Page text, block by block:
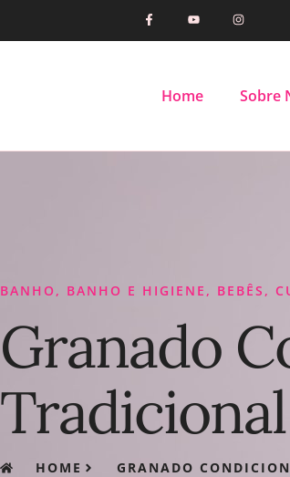
Home Sobre
BANHO , BANHO E HIGIENE , BEBÊS ,
Granado
HOME GRANADO